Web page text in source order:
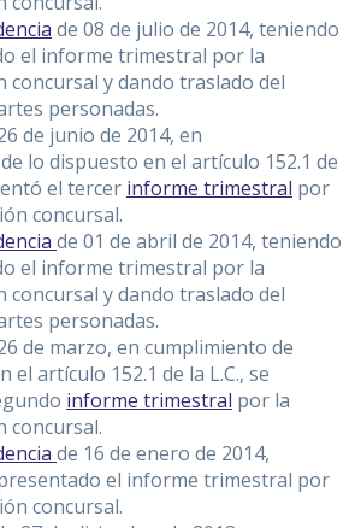
de 08 de julio de 2014, teniendo
el informe trimestral por la
concursal y dando traslado del
personadas.
de junio de 2014, en
lo dispuesto en el artículo 152.1 de
el tercer informe trimestral por
concursal.
de 01 de abril de 2014, teniendo
el informe trimestral por la
concursal y dando traslado del
personadas.
de marzo, en cumplimiento de
el artículo 152.1 de la L.C., se
informe trimestral por la
concursal.
de 16 de enero de 2014,
el informe trimestral por
concursal.